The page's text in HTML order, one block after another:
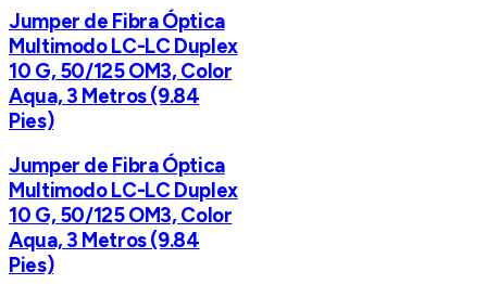
Jumper de Fibra Óptica
Multimodo LC-LC Duplex
10 G, 50/125 OM3, Color
Aqua, 3 Metros (9.84
Pies)
Jumper de Fibra Óptica
Multimodo LC-LC Duplex
10 G, 50/125 OM3, Color
Aqua, 3 Metros (9.84
Pies)